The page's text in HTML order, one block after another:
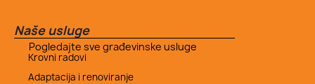
Naše usluge
Pogledajte sve građevinske usluge
Krovni radovi
Adaptacija i renoviranje